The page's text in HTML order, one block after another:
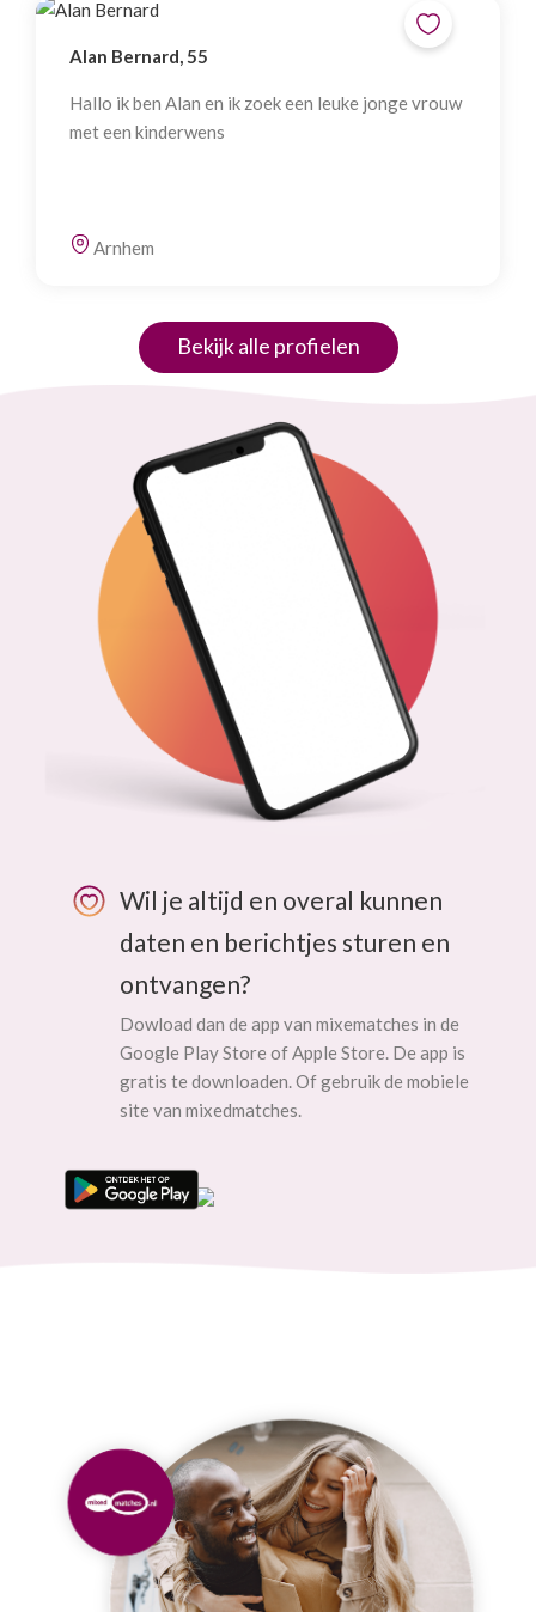
Alan Bernard, 55
Hallo ik ben Alan en ik zoek een leuke jonge vrouw
met een kinderwens
Arnhem
Bekijk alle profielen
Wil je altijd en overal kunnen
daten en berichtjes sturen en
ontvangen?
Dowload dan de app van mixematches in de
Google Play Store of Apple Store. De app is
gratis te downloaden. Of gebruik de mobiele
site van mixedmatches.